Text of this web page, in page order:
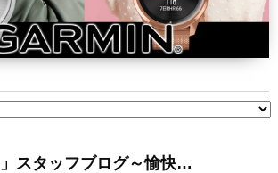
」スタッフブログ～愉快…